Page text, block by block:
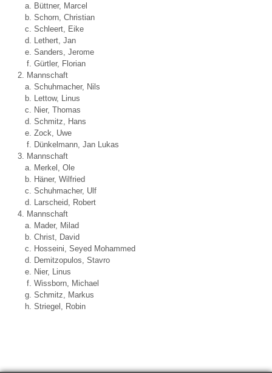
Büttner, Marcel
Schorn, Christian
Schleert, Eike
Lethert, Jan
Sanders, Jerome
Gürtler, Florian
Mannschaft
Schuhmacher, Nils
Lettow, Linus
Nier, Thomas
Schmitz, Hans
Zock, Uwe
Dünkelmann, Jan Lukas
Mannschaft
Merkel, Ole
Häner, Wilfried
Schuhmacher, Ulf
Larscheid, Robert
Mannschaft
Mader, Milad
Christ, David
Hosseini, Seyed Mohammed
Demitzopulos, Stavro
Nier, Linus
Wissborn, Michael
Schmitz, Markus
Striegel, Robin